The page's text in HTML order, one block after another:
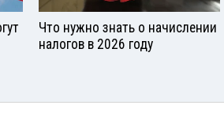
Что нужно знать о начислении
налогов в 2026 году